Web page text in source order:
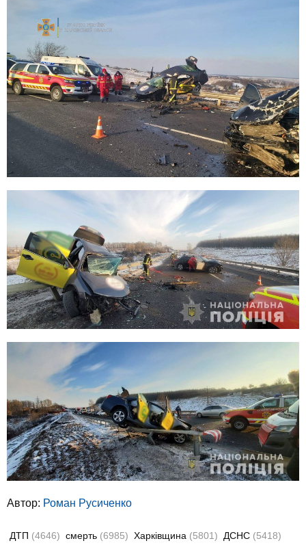
Автор: Роман Русиченко
ДТП (4646) смерть (6985) Харківщина (5801) ДСНС (5418)